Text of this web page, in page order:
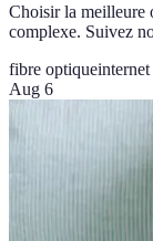
Choisir la meilleure
complexe. Suivez
fibre optiqueinternet
Aug 6